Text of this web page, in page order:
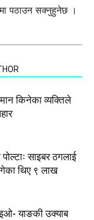
पठाउन सक्नुहुनेछ ।
किनेका व्यक्तिले
साइबर ठगलाई
थिए ९ लाख
याङकी उक्याब